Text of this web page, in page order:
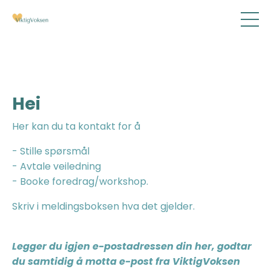
Hei
Her kan du ta kontakt for å
- Stille spørsmål
- Avtale veiledning
- Booke foredrag/workshop.
Skriv i meldingsboksen hva det gjelder.
Legger du igjen e-postadressen din her, godtar
du samtidig å motta e-post fra ViktigVoksen